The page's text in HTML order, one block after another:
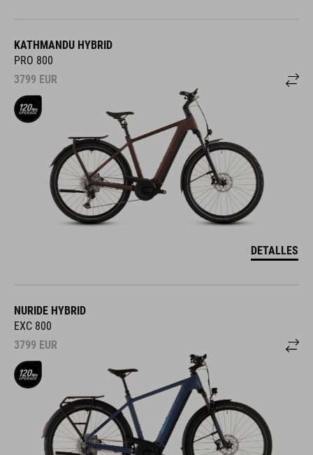
KATHMANDU HYBRID
PRO 800
3799 EUR
DETALLES
NURIDE HYBRID
EXC 800
3799 EUR